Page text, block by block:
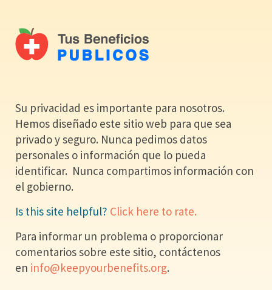
Su privacidad es importante para nosotros.
Hemos diseñado este sitio web para que sea
privado y seguro. Nunca pedimos datos
personales o información que lo pueda
identificar. Nunca compartimos información con
el gobierno.
Is this site helpful? Click here to rate.
Para informar un problema o proporcionar
comentarios sobre este sitio, contáctenos
en info@keepyourbenefits.org.